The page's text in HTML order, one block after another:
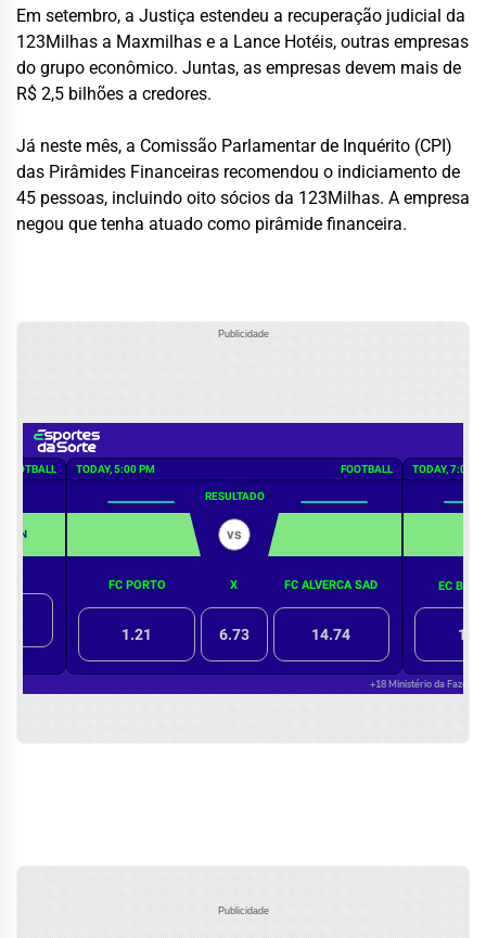
Em setembro, a Justiça estendeu a recuperação judicial da
123Milhas a Maxmilhas e a Lance Hotéis, outras empresas
do grupo econômico. Juntas, as empresas devem mais de
R$ 2,5 bilhões a credores.
Já neste mês, a Comissão Parlamentar de Inquérito (CPI)
das Pirâmides Financeiras recomendou o indiciamento de
45 pessoas, incluindo oito sócios da 123Milhas. A empresa
negou que tenha atuado como pirâmide financeira.
Publicidade
Publicidade